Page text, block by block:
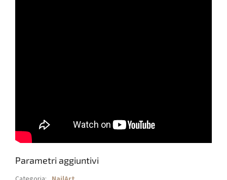
Parametri aggiuntivi